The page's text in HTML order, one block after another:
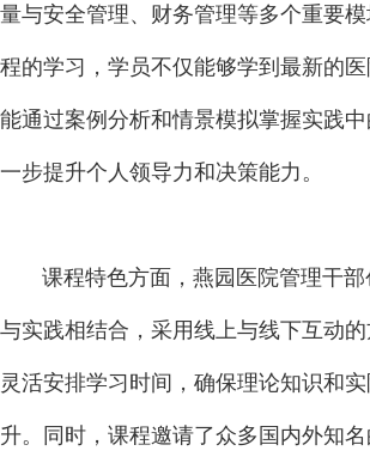
量与安全管理、财务管理等多个重要
程的学习，学员不仅能够学到最新的
能通过案例分析和情景模拟掌握实践
一步提升个人领导力和决策能力。
课程特色方面，燕园医院管理干
与实践相结合，采用线上与线下互动
灵活安排学习时间，确保理论知识和
升。同时，课程邀请了众多国内外知